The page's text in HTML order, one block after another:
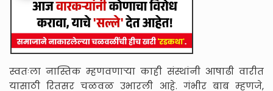
स्वतःला नास्तिक म्हणवणाऱ्या काही संस्थांनी आषाढी वारीत
यासाठी रितसर चळवळ उभारली आहे. गंभीर बाब म्हणजे,